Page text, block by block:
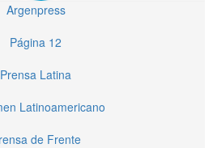
Argenpress
Página 12
Prensa Latina
Latinoamericano
de Frente